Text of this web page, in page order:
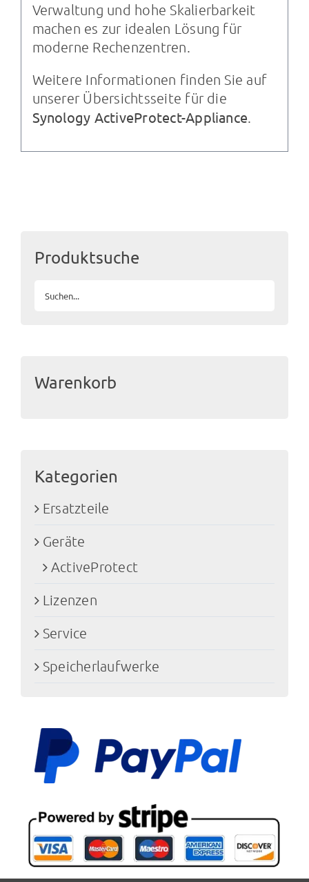
Verwaltung und hohe Skalierbarkeit
machen es zur idealen Lösung für
moderne Rechenzentren.
Weitere Informationen finden Sie auf
unserer Übersichtsseite für die
Synology ActiveProtect-Appliance.
Produktsuche
Warenkorb
Kategorien
Ersatzteile
Geräte
ActiveProtect
Lizenzen
Service
Speicherlaufwerke